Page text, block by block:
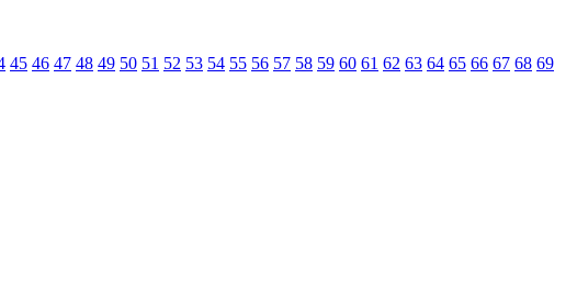
45 46 47 48 49 50 51 52 53 54 55 56 57 58 59 60 61 62 63 64 65 66 67 68 69